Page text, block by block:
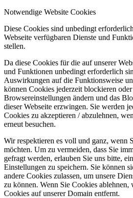
Notwendige Website Cookies
Diese Cookies sind unbedingt
Webseite verfügbaren Dienste und
stellen.
Da diese Cookies für die auf unserer
und Funktionen unbedingt erforderlich
Auswirkungen auf die Funktionsweise
können Cookies jederzeit blockieren
Browsereinstellungen ändern und das
dieser Webseite erzwingen. Sie werden
Cookies zu akzeptieren / abzulehnen,
erneut besuchen.
Wir respektieren es voll und ganz, wenn
möchten. Um zu vermeiden, dass Sie
gefragt werden, erlauben Sie uns bitte,
Einstellungen zu speichern. Sie können
andere Cookies zulassen, um unsere
zu können. Wenn Sie Cookies ablehnen,
Cookies auf unserer Domain entfernt.